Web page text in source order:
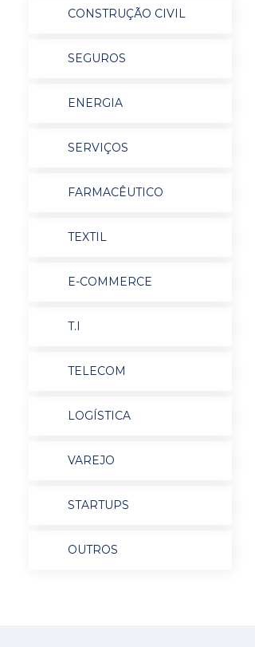
CONSTRUÇÃO CIVIL
SEGUROS
ENERGIA
SERVIÇOS
FARMACÊUTICO
TEXTIL
E-COMMERCE
T.I
TELECOM
LOGÍSTICA
VAREJO
STARTUPS
OUTROS